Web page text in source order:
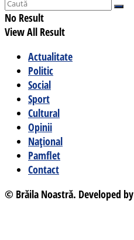
No Result
View All Result
Actualitate
Politic
Social
Sport
Cultural
Opinii
Național
Pamflet
Contact
© Brăila Noastră. Developed by